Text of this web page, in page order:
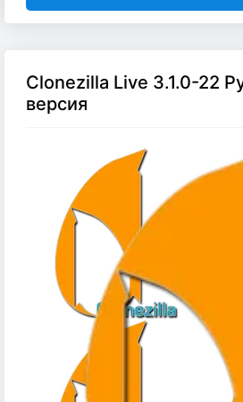
Clonezilla Live 3.1.0-22
версия